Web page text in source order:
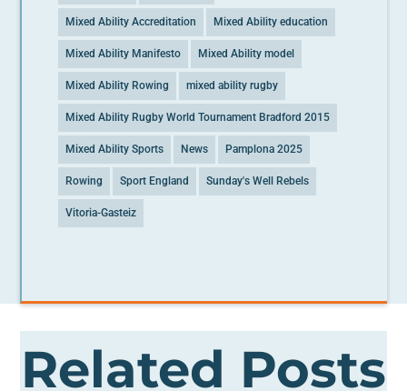
Mixed Ability Accreditation Mixed Ability education
Mixed Ability Manifesto Mixed Ability model
Mixed Ability Rowing mixed ability rugby
Mixed Ability Rugby World Tournament Bradford 2015
Mixed Ability Sports News Pamplona 2025
Rowing Sport England Sunday's Well Rebels
Vitoria-Gasteiz
Related Posts